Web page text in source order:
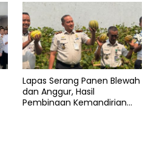
Lapas Serang Panen Blewah
dan Anggur, Hasil
Pembinaan Kemandirian